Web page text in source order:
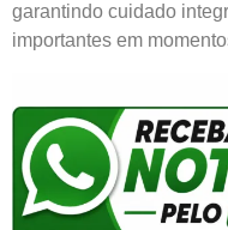
garantindo cuidado
importantes em